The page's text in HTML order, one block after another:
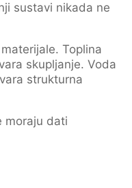
sustavi nikada ne
Toplina
skupljanje. Voda
strukturna
moraju dati